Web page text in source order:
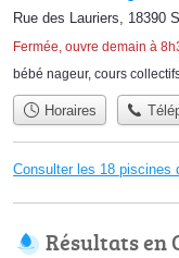
Rue des Lauriers, 18390
Fermée, ouvre demain à
bébé nageur, cours
Horaires
Consulter les 18 piscines
Résultats en